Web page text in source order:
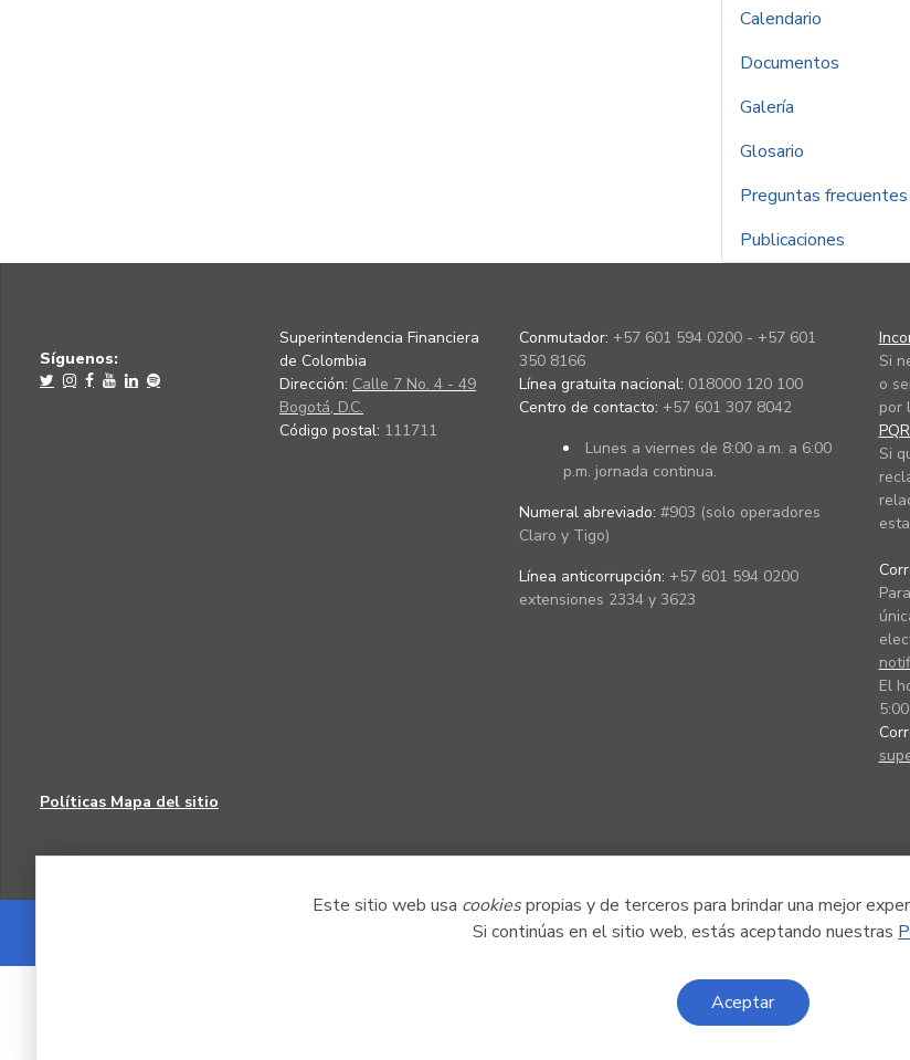
Este sitio web usa cookiespropias y de terceros para brindar una mejor
Si continúas en el sitio web, estás aceptando nuestras
Aceptar
Calendario
Documentos
Galería
Glosario
Preguntas frecuentes
Publicaciones
Síguenos:
Superintendencia Financiera
de Colombia
Dirección: Calle 7 No. 4 - 49
Bogotá, D.C.
Código postal: 111711
Conmutador: +57 601 594 0200 - +57 601
350 8166
Línea gratuita nacional: 018000 120 100
Centro de contacto: +57 601 307 8042
Lunes a viernes de 8:00 a.m. a 6:00
p.m. jornada continua.
Numeral abreviado: #903 (solo operadores
Claro y Tigo)
Línea anticorrupción: +57 601 594 0200
extensiones 2334 y 3623
Si
o
por
Si
El
Políticas Mapa del sitio